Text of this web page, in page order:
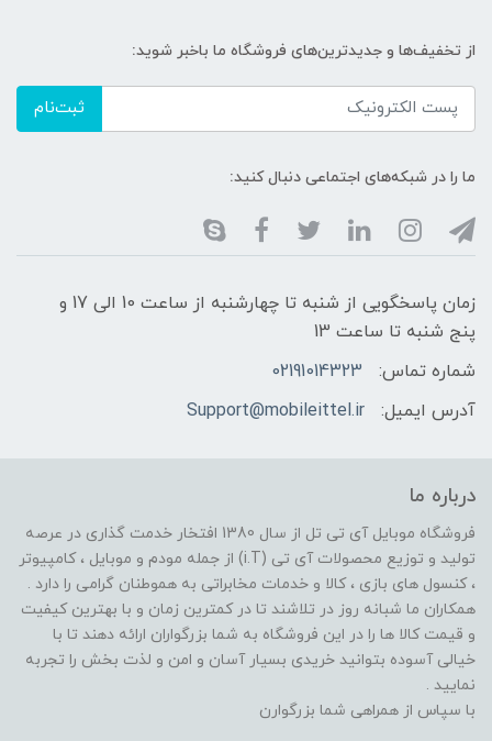
از تخفیف‌ها و جدیدترین‌های فروشگاه ما باخبر شوید:
ثبت‌نام
ما را در شبکه‌های اجتماعی دنبال کنید:
زمان پاسخگویی از شنبه تا چهارشنبه از ساعت 10 الی 17 و
پنج شنبه تا ساعت 13
شماره تماس:
02191014323
آدرس ایمیل:
Support@mobileittel.ir
درباره ما
فروشگاه موبایل آی تی تل از سال 1380 افتخار خدمت گذاری در عرصه
تولید و توزیع محصولات آی تی (i.T) از جمله مودم و موبایل ، کامپیوتر
، کنسول های بازی ، کالا و خدمات مخابراتی به هموطنان گرامی را دارد .
همکاران ما شبانه روز در تلاشند تا در کمترین زمان و با بهترین کیفیت
و قیمت کالا ها را در این فروشگاه به شما بزرگواران ارائه دهند تا با
خیالی آسوده بتوانید خریدی بسیار آسان و امن و لذت بخش را تجربه
نمایید .
با سپاس از همراهی شما بزرگوارن